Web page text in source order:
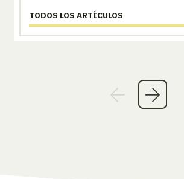
TODOS LOS ARTÍCULOS